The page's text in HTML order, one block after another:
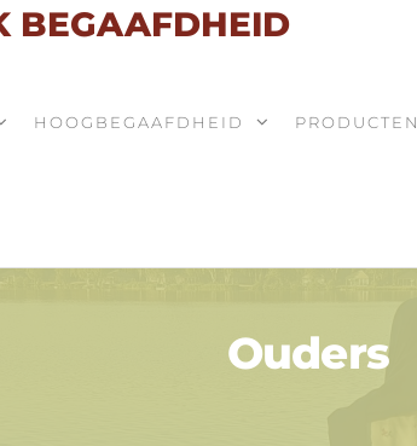
BEGAAFDHEID
HOOGBEGAAFDHEID PRODUCTEN
Ouders